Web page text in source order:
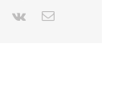
Pinterest
Vk
Correo